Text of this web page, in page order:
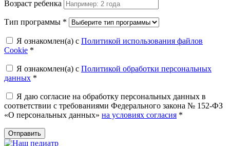
Возраст ребенка
Тип программы *
Я ознакомлен(а) с Политикой использования файлов
Cookie *
Я ознакомлен(а) с Политикой обработки персональных
данных *
Я даю согласие на обработку персональных данных в
соответствии с требованиями Федерального закона № 152-ФЗ
«О персональных данных» на условиях согласия *
Отправить